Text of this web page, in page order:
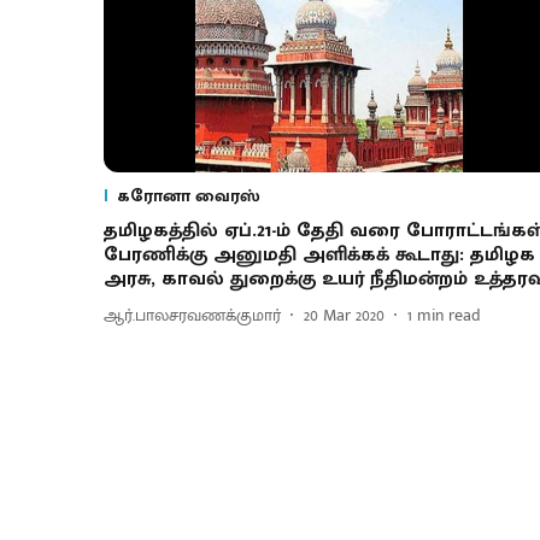
கரோனா வைரஸ்
தமிழகத்தில் ஏப்.21-ம் தேதி வரை
பேரணிக்கு அனுமதி அளிக்கக் கூடாது: தமிழக
அரசு, காவல் துறைக்கு உயர் நீதிமன்றம்
ஆர்.பாலசரவணக்குமார் 20 Mar 2020 1 min read